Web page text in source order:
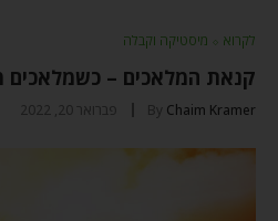
לקרוא ⬦ מיסטיקה וקבלה
קנאת המלאכים – כשמלאכים
By Chaim Kramer פברואר 20, 2022